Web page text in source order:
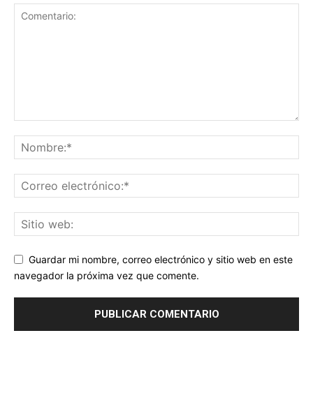
Guardar mi nombre, correo electrónico y sitio web en este
navegador la próxima vez que comente.